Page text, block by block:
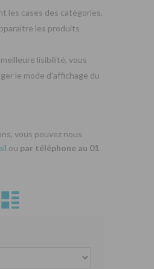
les cases des catégories,
les produits
lisibilité, vous
le mode d’affichage du
vous pouvez nous
ou par téléphone au 01